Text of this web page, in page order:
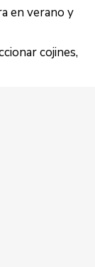
en verano y
cojines,